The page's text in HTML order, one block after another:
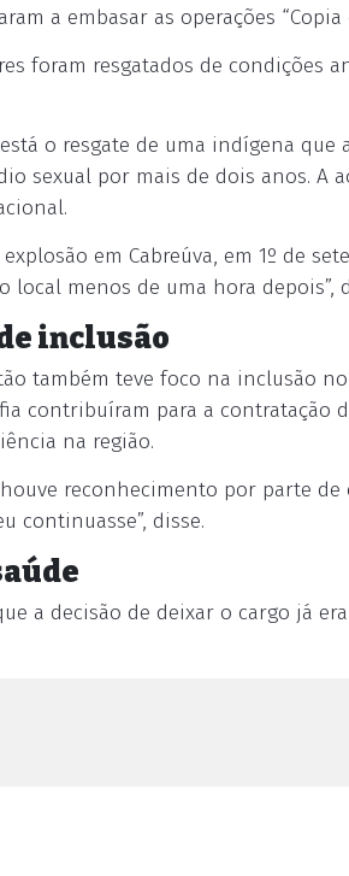
a embasar as operações “Copia
foram resgatados de condições
o resgate de uma indígena que
sexual por mais de dois anos. A
em Cabreúva, em 1º de
local menos de uma hora depois”,
inclusão
também teve foco na inclusão
contribuíram para a contratação
na região.
reconhecimento por parte de
continuasse”, disse.
a decisão de deixar o cargo já era